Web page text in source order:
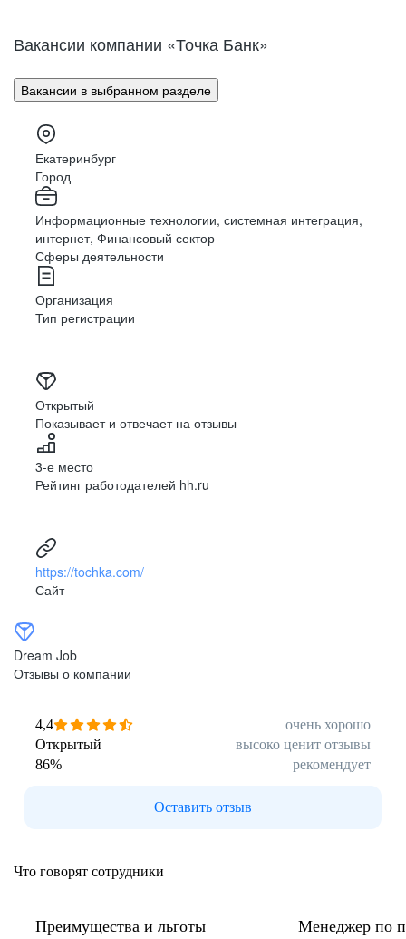
Вакансии компании «Точка Банк»
Вакансии в выбранном разделе
Екатеринбург
Город
Информационные технологии, системная интеграция,
интернет, Финансовый сектор
Сферы деятельности
Организация
Тип регистрации
Открытый
Показывает и отвечает на отзывы
3-е место
Рейтинг работодателей hh.ru
https://tochka.com/
Сайт
Dream Job
Отзывы о компании
4,4
очень хорошо
Открытый
высоко ценит отзывы
86% рекомендует
Оставить отзыв
Что говорят сотрудники
Преимущества и льготы
Менеджер по